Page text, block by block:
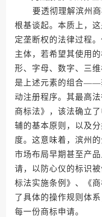
要透彻理解滨州商
根基谈起。本质上，
定垄断权的法律过程
主体，若希望其使用
形、字母、数字、三
是上述元素的组合——
动注册程序。其最高
商标法》，该法确立
辅的基本原则，以及
度。这意味着，滨州
市场布局早期甚至产
请，以防心仪的标识
标法实施条例》、《
了具体的操作规则体
每一份商标申请。